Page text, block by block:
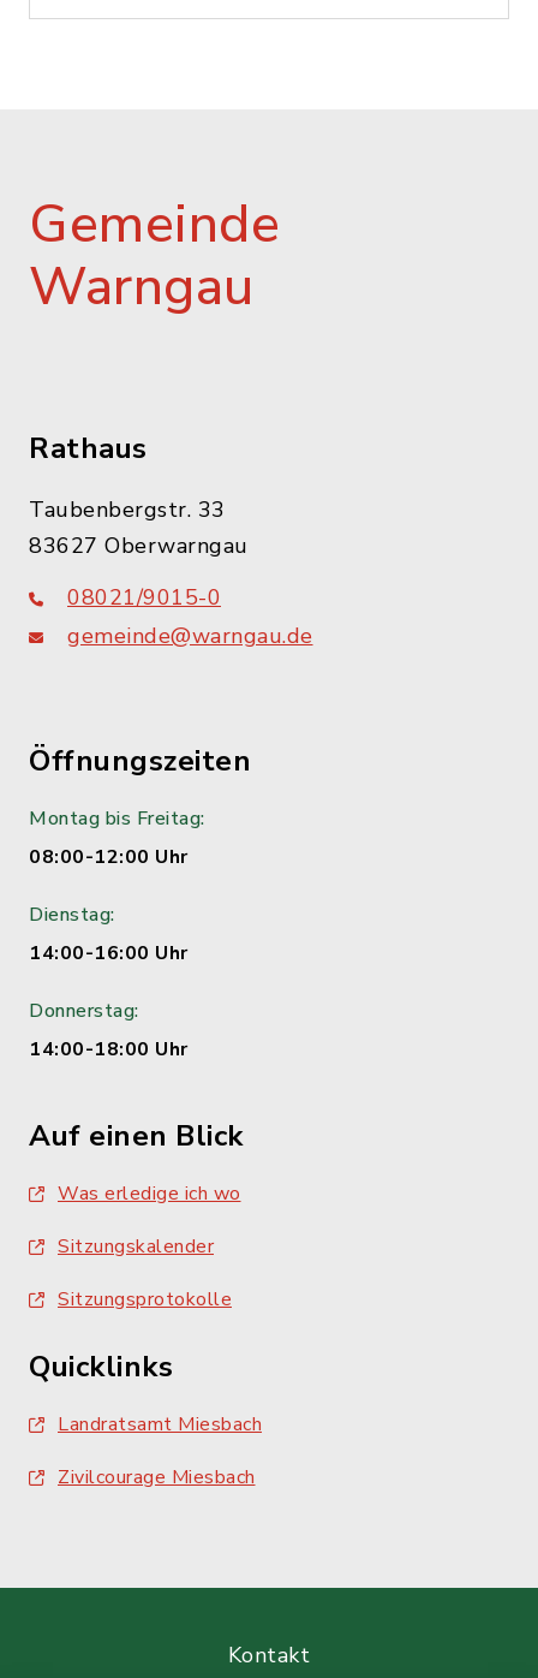
Gemeinde
Warngau
Rathaus
Taubenbergstr. 33
83627 Oberwarngau
08021/9015-0
gemeinde@warngau.de
Öffnungszeiten
Montag bis Freitag:
08:00-12:00 Uhr
Dienstag:
14:00-16:00 Uhr
Donnerstag:
14:00-18:00 Uhr
Auf einen Blick
Was erledige ich wo
Sitzungskalender
Sitzungsprotokolle
Quicklinks
Landratsamt Miesbach
Zivilcourage Miesbach
Kontakt